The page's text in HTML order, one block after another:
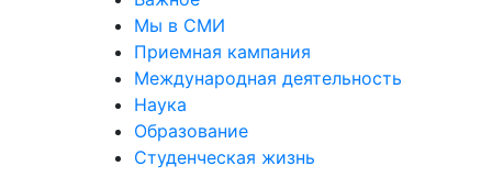
Мы в СМИ
Приемная кампания
Международная деятельность
Наука
Образование
Студенческая жизнь